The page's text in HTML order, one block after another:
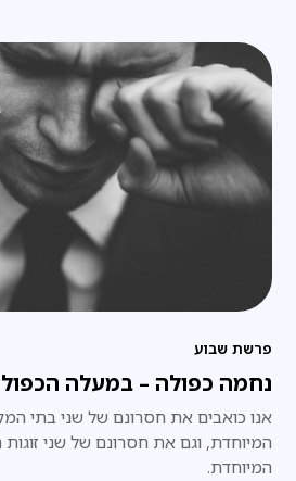
פרשת שבוע
נחמה כפולה – במעלה
אנו כואבים את חסרונם של שני בתי
המיוחדת, וגם את חסרונם של שני זוגות
המיוחדת.